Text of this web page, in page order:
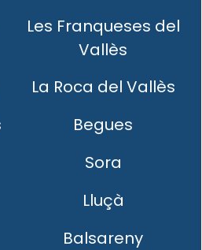
Les Franqueses del
Vallès
La Roca del Vallès
Begues
Sora
Lluçà
Balsareny